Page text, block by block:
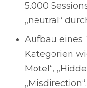
5.000
„neutral“
Aufbau eines
Kategorien
Motel“,
„Misdirection“.